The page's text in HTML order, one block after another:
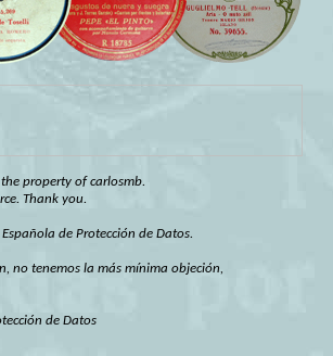
property of carlosmb.
Thank you.
de Protección de Datos.
no tenemos la más mínima objeción,
de Datos